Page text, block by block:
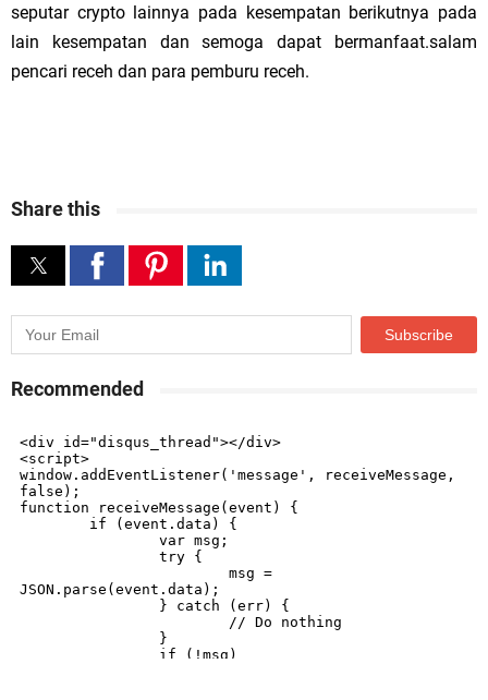
seputar crypto lainnya pada kesempatan berikutnya pada
lain kesempatan dan semoga dapat bermanfaat.salam
pencari receh dan para pemburu receh.
Share this
Recommended